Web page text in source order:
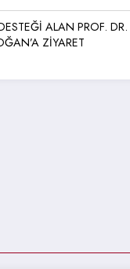
ALAN PROF.
ZİYARET